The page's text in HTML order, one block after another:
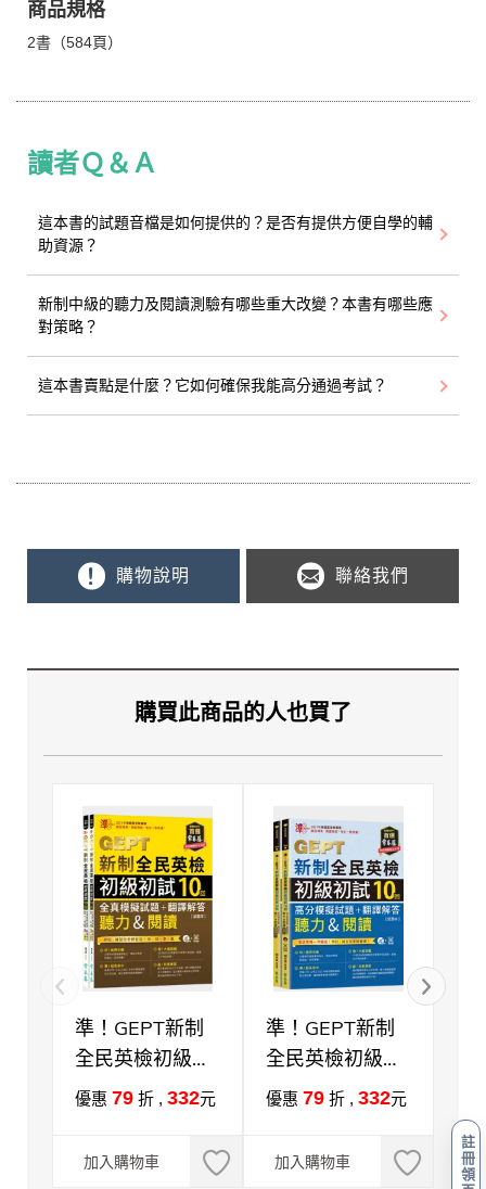
註
冊
領
商品規格
2書（584頁）
讀者Ｑ＆Ａ
這本書的試題音檔是如何提供的？是否有提供方便自學的輔
助資源？
新制中級的聽力及閱讀測驗有哪些重大改變？本書有哪些應
對策略？
這本書賣點是什麼？它如何確保我能高分通過考試？
購物說明 聯絡我們
購買此商品的人也買了
準！GEPT新制
全民英檢初級初
試10回全真模擬
（聽力&閱讀）-
優惠 79 折 , 332元
加入購物車
準！GEPT新制
全民英檢初級初
試10回高分模擬
（聽力&閱讀）-
優惠 79 折 , 332元
加入購物車
＋
＆
+
加